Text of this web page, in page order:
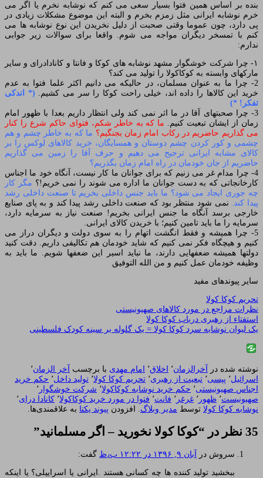
بنده بر اساس همین فتوا بسیار سعی می کنم که نوشابه نخرم یا اگر می
خرم نوشابه ایرانی مثل زمزم بخرم و البته این موضوع مشکلات زیادی در
پی دارد، چون عموما وقتی صحبت از دلیل نخریدن این نوع نوشابه ها می
کنم با تمسخر دیگران مواجه می شوم. واقعا برای سوالات زیر جوابی
ندارم:
۱- چرا شرکت خوشگوار مشهد نوشابه های کوکا و فانتا و کانادادرای و سایر
مارکهای وابسته به کوکاکولا را تولید می کند؟
2- چرا ما به عنوان مسلمان، در حالیکه می دانیم اکثر علما فتوا به عدم
خرید این کالاها را داده اند، خیلی راحت کوکا را سر می کشیم. (* اندکی
تفکر! *)
3- چرا صحبتهای آقا در ما اثر نمی کند ولی انتظار داریم بعدا با ظهور امام
زمان از ایشان تبعیت کنیم. ما که به خاطر شکم، فتوای حاکم شرع را کنار
می گذاریم حاضریم در رکاب امام زمان بجنگیم؟ ما که به خاطر چشم و هم
چشمی و کور کردن چشم دوستان و همسایگان، خرید کالاهای لوکس را بر
کالای مشابه ایرانی ترجیح می دهیم و حرف آقا را زمین می گذاریم
حاضریم از جان خودمان در راه امام زمان بگذریم؟
4- چرا مدام غر می زنیم که برای جوانان ما کار نیست، آنگاه خود ما اجناس
کارخانجاتی که به دست جوانان ما اداره می شوند را نمی خریم!؟ مگر کار
چه جوری ایجاد می شود؟ ما باید جنس داخلی بخریم تا صنعت داخلی رشد
پیدا کند. نمی شود منتظر بود که صنعت داخلی رشد پیدا کند و به پای صنایع
خارجی برسد آنگاه ما جنس ایرانی بخریم! صنعت نیاز به سرمایه دارد،
سرمایه را ما باید تامین کنیم؛ با خریدن کالای ایرانی.
5- چرا همیشه و فقط انگشت اتهام را به سوی دولت و دیگران دراز می
کنیم و هیچگاه فکر نمی کنیم که شاید خودمان هم تکالیفی داریم. دقت کنید
دولتها همیشه ضعفهایی دارند، ما نباید اسیر این ضعفها شویم. ما باید به
وظیفه خودمان عمل کنیم و من الله التوفیق
سایر پیوندهای مفید
تحریم کوکا کولا
نظرات مراجع در مورد کالاهای صهیونیستی
استفتاء از رهبری درباب کوکا کولا
یک لیوان نوشابه سرد کوکا کولا = یک گلوله بر سینه کودک فلسطینی
نوشته شده در آخرالزمان٬ اخلاق٬ امام مهدی با برچسب آخر الزمان٬
اسرائیل٬ پپسی٬ تبعیت از رهبری٬ تحریم کوکا کولا٬ تولید داخل٬ حکم خرید
اجناس صهیونیستی٬ حکم خرید نوشابه کوکاکولا٬ شرکت خوشگوار ٬
صهیونیست٬ ظهور ٬ غرغر ٬ فانت٬ فتوا در مورد خرید کوکاکولا٬ کانادا درای٬
نوشابه کوکا کولا توسط مدیر وبلاگ. افزودن پیوند یکتا به علاقمندی‌ها.
35 نظر در “ کوکا کولا نخورید – اگر مسلمانید”
سروش در آبان ۹, ۱۳۹۶ در ۱۲:۲۲ ب٫ظ گفت:
ببخشید تولید کننده ها چه کسانی هستند .ایرانی یا اسراییلی؟ یا اینکه